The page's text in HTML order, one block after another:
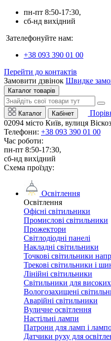
пн-пт 8:50-17:30,
сб-нд вихідний
Зателефонуйте нам:
+38 093 390 01 00
Перейти до контактів
Замовити дзвінок Швидке
Каталог товарів
Каталог Кабінет
02094 місто Київ, вулиця
Телефони: +38 093 390 01 00
Час роботи:
пн-пт 8:50-17:30,
сб-нд вихідний
Схема проїзду:
Освітлення
Освітлення
Офісні світильники
Промислові світильники
Прожектори
Світлодіодні панелі
Накладні світильники
Точкові світильники
Трекові світильники і
Лінійні світильники
Світильники для
Вологозахищені
Аварійні світильники
Вуличне освітлення
Настільні лампи
Патрони для ламп і
Датчики руху для